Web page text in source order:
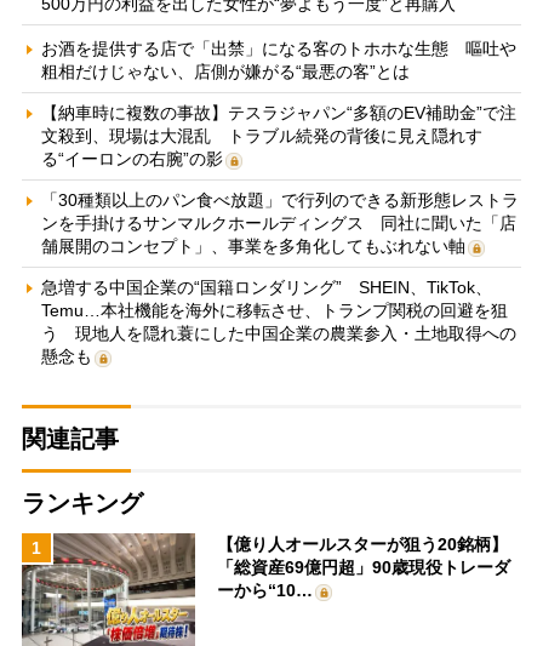
500万円の利益を出した女性が“夢よもう一度”と再購入
お酒を提供する店で「出禁」になる客のトホホな生態 嘔吐や
粗相だけじゃない、店側が嫌がる“最悪の客”とは
【納車時に複数の事故】テスラジャパン“多額のEV補助金”で注
文殺到、現場は大混乱 トラブル続発の背後に見え隠れす
る“イーロンの右腕”の影
「30種類以上のパン食べ放題」で行列のできる新形態レストラ
ンを手掛けるサンマルクホールディングス 同社に聞いた「店
舗展開のコンセプト」、事業を多角化してもぶれない軸
急増する中国企業の“国籍ロンダリング” SHEIN、TikTok、
Temu…本社機能を海外に移転させ、トランプ関税の回避を狙
う 現地人を隠れ蓑にした中国企業の農業参入・土地取得への
懸念も
関連記事
ランキング
1
【億り人オールスターが狙う20銘柄】
「総資産69億円超」90歳現役トレーダ
ーから“10…